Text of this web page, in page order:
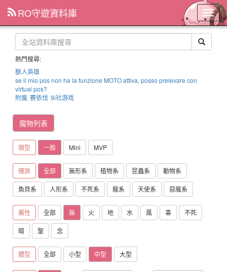
主
選
單
RO守遊資料庫
熱門搜尋:
獸人英雄
se il mio pos non ha la funzione MOTO attiva, posso prelevare con
virtual pos?
附魔 賽依伐 9i社游戏
魔物列表
類型 一般 Mini MVP
種族 全部 無形系 植物系 昆蟲系 動物系
魚貝系 人形系 不死系 龍系 天使系 惡魔系
屬性 全部 無 火 地 水 風 毒 不死
暗 聖 念
體型 全部 小型 中型 大型